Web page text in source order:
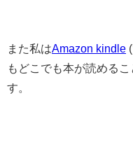
また私はAmazon kindle
もどこでも本が読める
す。